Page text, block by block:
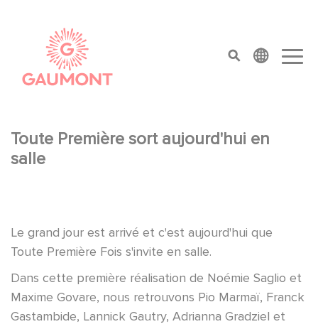
top menu
Toute Première sort aujourd'hui en
salle
Le grand jour est arrivé et c'est aujourd'hui que
Toute Première Fois s'invite en salle.
Dans cette première réalisation de Noémie Saglio et
Maxime Govare, nous retrouvons Pio Marmaï, Franck
Gastambide, Lannick Gautry, Adrianna Gradziel et